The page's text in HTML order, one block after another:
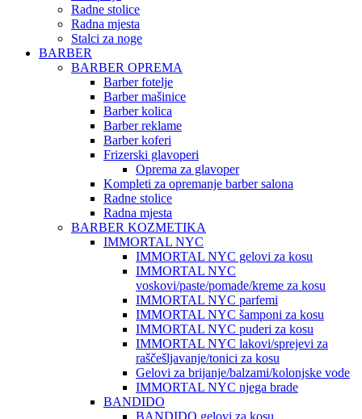
Radne stolice
Radna mjesta
Stalci za noge
BARBER
BARBER OPREMA
Barber fotelje
Barber mašinice
Barber kolica
Barber reklame
Barber koferi
Frizerski glavoperi
Oprema za glavoper
Kompleti za opremanje barber salona
Radne stolice
Radna mjesta
BARBER KOZMETIKA
IMMORTAL NYC
IMMORTAL NYC gelovi za kosu
IMMORTAL NYC
voskovi/paste/pomade/kreme za kosu
IMMORTAL NYC parfemi
IMMORTAL NYC šamponi za kosu
IMMORTAL NYC puderi za kosu
IMMORTAL NYC lakovi/sprejevi za
raščešljavanje/tonici za kosu
Gelovi za brijanje/balzami/kolonjske vode
IMMORTAL NYC njega brade
BANDIDO
BANDIDO gelovi za kosu